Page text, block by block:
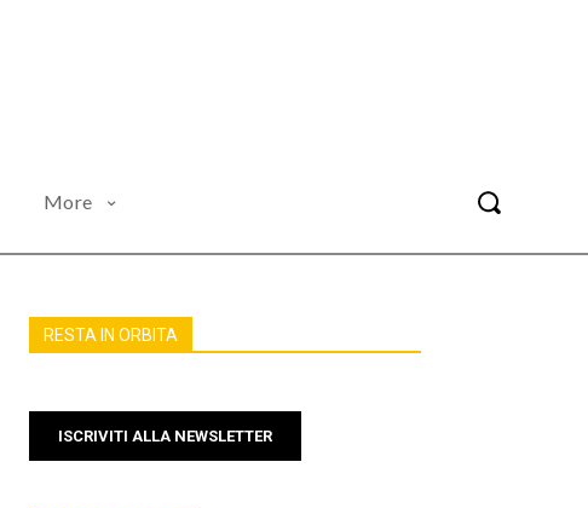
More
RESTA IN ORBITA
ISCRIVITI ALLA NEWSLETTER